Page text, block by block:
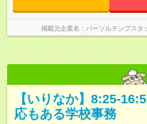
掲載元企業名 パーソルテンプスタ
【いりなか】8:25-
応もある学校事務